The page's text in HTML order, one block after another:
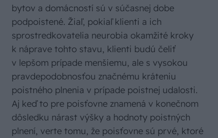
bytov a domácností sú v súčasnej dobe
podpoistené. Žiaľ, pokiaľ klienti a ich
sprostredkovatelia neurobia okamžité kroky
k náprave tohto stavu, klienti budú čeliť
v lepšom prípade menšiemu, ale s vysokou
pravdepodobnosťou značnému kráteniu
poistného plnenia v prípade poistnej udalosti.
Aj keď to pre poisťovne znamená v konečnom
dôsledku nárast výšky a hodnoty poistných
plnení, verte tomu, že poisťovne sú prvé, ktoré